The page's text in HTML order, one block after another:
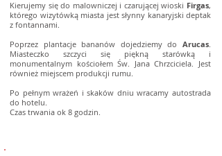
Kierujemy się do malowniczej i czarującej wioski Firgas,
którego wizytówką miasta jest słynny kanaryjski deptak
z fontannami.
Poprzez plantacje bananów dojedziemy do
Arucas.
Miasteczko szczyci się piękną starówką i
monumentalnym kościołem Św. Jana Chrzciciela. Jest
również miejscem produkcji rumu.
Po pełnym wrażeń i skaków dniu wracamy autostrada
do hotelu.
Czas trwania ok 8 godzin.